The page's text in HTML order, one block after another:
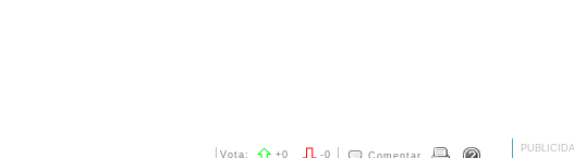
Comentar
-0
Vota: +0